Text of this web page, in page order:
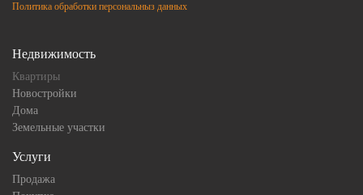
Политика обработки персональныз данных
Недвижимость
Квартиры
Новостройки
Дома
Земельные участки
Услуги
Продажа